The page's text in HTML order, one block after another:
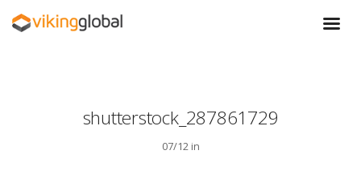
shutterstock_287861729
07/12 in